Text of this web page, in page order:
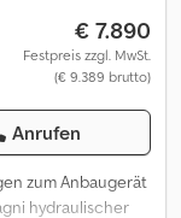
€ 7.890
Festpreis zzgl. MwSt.
(€ 9.389 brutto)
Anrufen
zum Anbaugerät
hydraulischer